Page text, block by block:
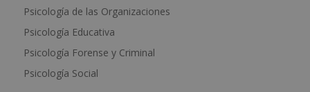
a
i
v
e
Psicología de las Organizaciones
Psicología Educativa
Psicología Forense y Criminal
Psicología Social